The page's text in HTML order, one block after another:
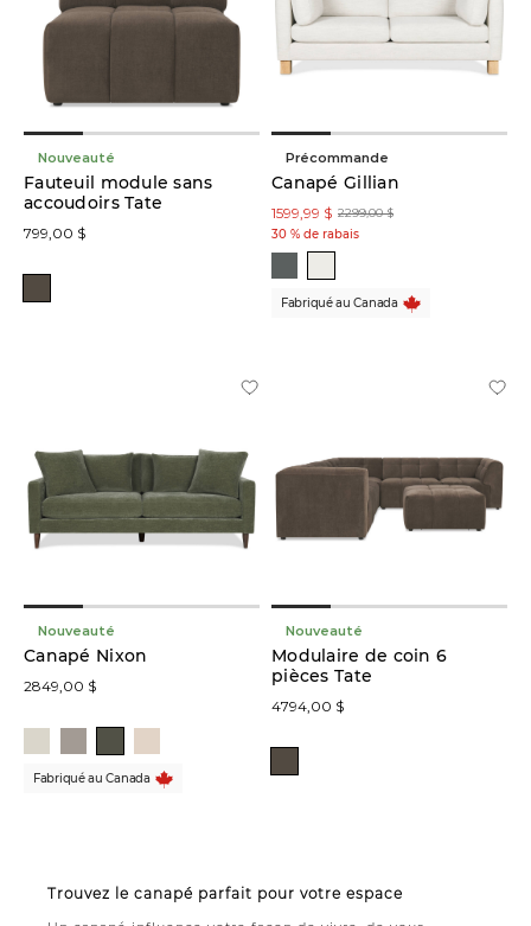
Nouveauté
Fauteuil module sans
accoudoirs Tate
799,00 $
Précommande
Canapé Gillian
2299,00 $
1599,99 $
30 % de rabais
Fabriqué au Canada
Nouveauté
Canapé Nixon
2849,00 $
Fabriqué au Canada
Nouveauté
Modulaire de coin 6
pièces Tate
4794,00 $
Trouvez le canapé parfait pour votre espace